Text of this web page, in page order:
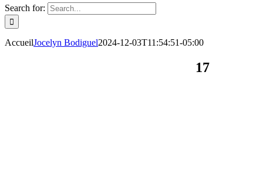
Search for:
AccueilJocelyn Bodiguel2024-12-03T11:54:51-05:00
17